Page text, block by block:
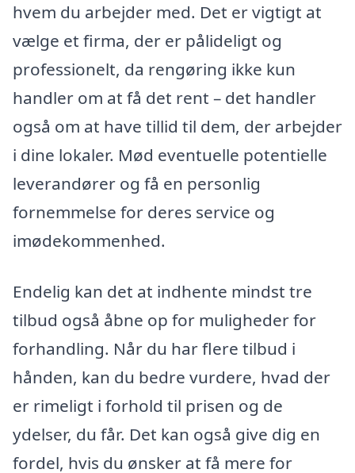
hvem du arbejder med. Det er vigtigt at
vælge et firma, der er pålideligt og
professionelt, da rengøring ikke kun
handler om at få det rent – det handler
også om at have tillid til dem, der arbejder
i dine lokaler. Mød eventuelle potentielle
leverandører og få en personlig
fornemmelse for deres service og
imødekommenhed.
Endelig kan det at indhente mindst tre
tilbud også åbne op for muligheder for
forhandling. Når du har flere tilbud i
hånden, kan du bedre vurdere, hvad der
er rimeligt i forhold til prisen og de
ydelser, du får. Det kan også give dig en
fordel, hvis du ønsker at få mere for